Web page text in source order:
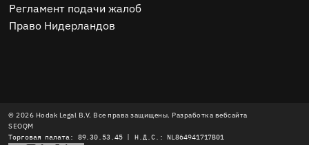
Регламент подачи жалоб
Право Нидерландов
© 2026 Hodak Legal B.V. Все права защищены. Разработка вебсайта
SEOQM
Торговая палата: 89.30.53.45 | Н.Д.С.: NL864941717B01